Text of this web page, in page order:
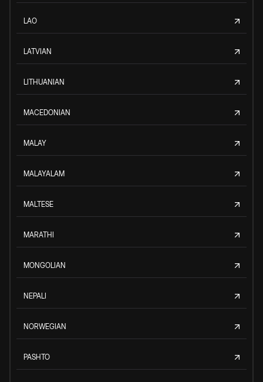
LAO
LATVIAN
LITHUANIAN
MACEDONIAN
MALAY
MALAYALAM
MALTESE
MARATHI
MONGOLIAN
NEPALI
NORWEGIAN
PASHTO